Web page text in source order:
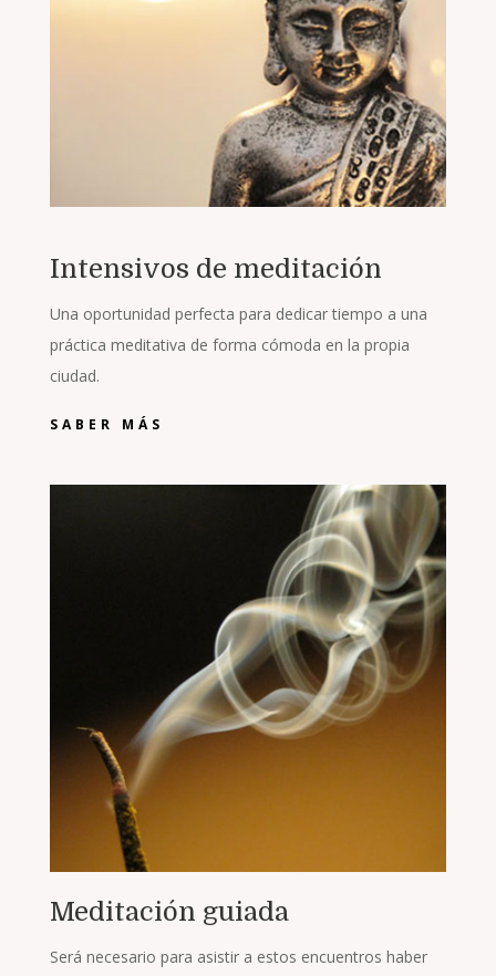
Intensivos de meditación
Una oportunidad perfecta para dedicar tiempo a una
práctica meditativa de forma cómoda en la propia
ciudad.
SABER MÁS
Meditación guiada
Será necesario para asistir a estos encuentros haber